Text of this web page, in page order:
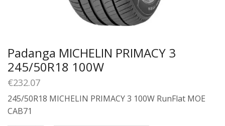
Padanga MICHELIN PRIMACY 3
245/50R18 100W
€232.07
245/50R18 MICHELIN PRIMACY 3 100W RunFlat MOE
CAB71